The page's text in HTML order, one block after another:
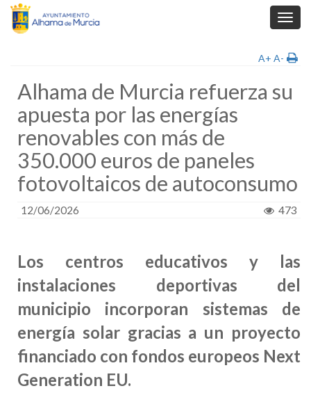
A+ A-
Alhama de Murcia refuerza su
apuesta por las energías
renovables con más de
350.000 euros de paneles
fotovoltaicos de autoconsumo
12/06/2026 473
Los centros educativos y las
instalaciones deportivas del
municipio incorporan sistemas de
energía solar gracias a un proyecto
financiado con fondos europeos Next
Generation EU.